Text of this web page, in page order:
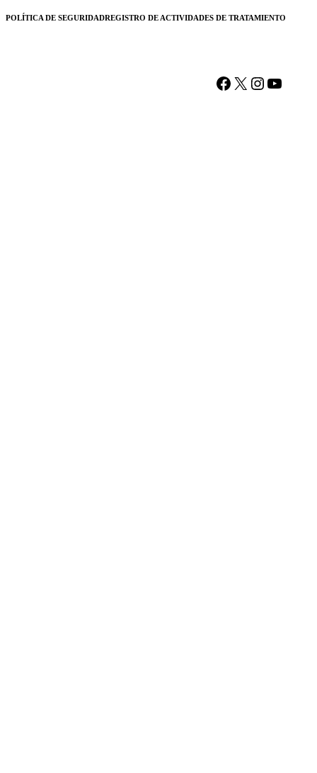
POLÍTICA DE SEGURIDADREGISTRO DE ACTIVIDADES DE TRATAMIENTO
Facebook
X Instagram